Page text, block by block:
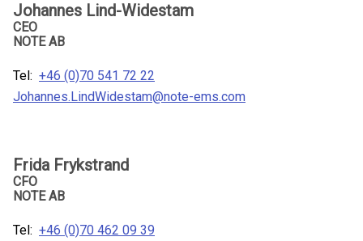
Johannes Lind-Widestam
CEO
NOTE AB
Tel: +46 (0)70 541 72 22
Johannes.LindWidestam@note-ems.com
Frida Frykstrand
CFO
NOTE AB
Tel: +46 (0)70 462 09 39